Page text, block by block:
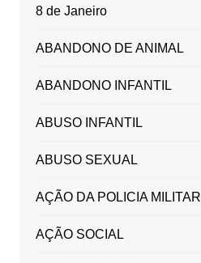
8 de Janeiro
ABANDONO DE ANIMAL
ABANDONO INFANTIL
ABUSO INFANTIL
ABUSO SEXUAL
AÇÃO DA POLICIA MILITAR
AÇÃO SOCIAL